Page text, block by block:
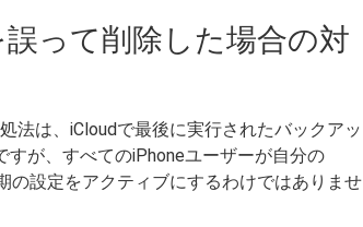
って削除した場合の対
法は、iCloudで最後に実行されたバックアッ
が、すべてのiPhoneユーザーが自分の
の設定をアクティブにするわけではありませ